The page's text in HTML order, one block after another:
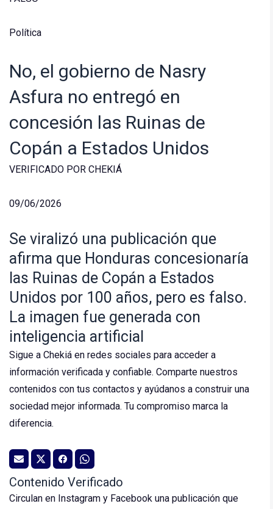
Política
No, el gobierno de Nasry
Asfura no entregó en
concesión las Ruinas de
Copán a Estados Unidos
VERIFICADO POR CHEKIÁ
09/06/2026
Se viralizó una publicación que
afirma que Honduras concesionaría
las Ruinas de Copán a Estados
Unidos por 100 años, pero es falso.
La imagen fue generada con
inteligencia artificial
Sigue a Chekiá en redes sociales para acceder a
información verificada y confiable. Comparte nuestros
contenidos con tus contactos y ayúdanos a construir una
sociedad mejor informada. Tu compromiso marca la
diferencia.
Contenido Verificado
Circulan en Instagram y Facebook una publicación que